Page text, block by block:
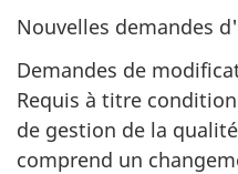
Nouvelles demandes
Demandes de
Requis à titre
de gestion de la
comprend un